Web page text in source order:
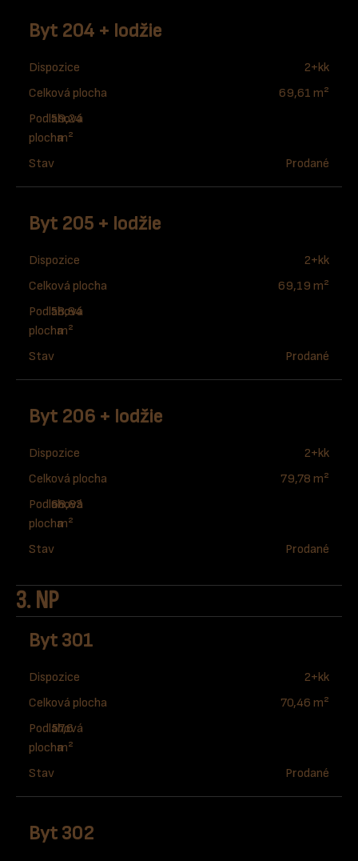
Byt 204 + lodžie
Dispozice
2+kk
Celková plocha
69,61 m²
Podlahová
plocha
59,24
m²
Stav
Prodané
Byt 205 + lodžie
Dispozice
2+kk
Celková plocha
69,19 m²
Podlahová
plocha
58,84
m²
Stav
Prodané
Byt 206 + lodžie
Dispozice
2+kk
Celková plocha
79,78 m²
Podlahová
plocha
68,83
m²
Stav
Prodané
3. NP
Byt 301
Dispozice
2+kk
Celková plocha
70,46 m²
Podlahová
plocha
57,6
m²
Stav
Prodané
Byt 302